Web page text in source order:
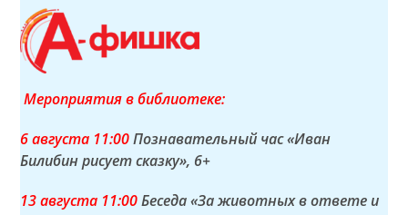
Мероприятия в библиотеке:
6 августа 11:00Познавательный час «Иван
Билибин рисует сказку», 6+
13 августа 11:00Беседа «За животных в ответе и